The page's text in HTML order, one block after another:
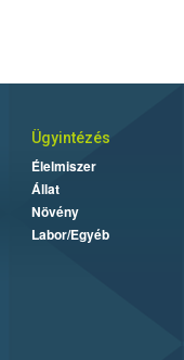
Ügyintézés
Élelmiszer
Állat
Növény
Labor/Egyéb